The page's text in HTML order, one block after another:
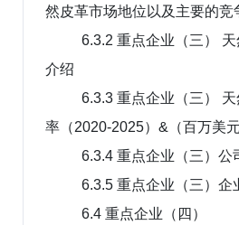
然皮革市场地位以及主要的竞
6.3.2 重点企业（三）
介绍
6.3.3 重点企业（三）
率（2020-2025）&（百万美元
6.3.4 重点企业（三）公
6.3.5 重点企业（三）企
6.4 重点企业（四）